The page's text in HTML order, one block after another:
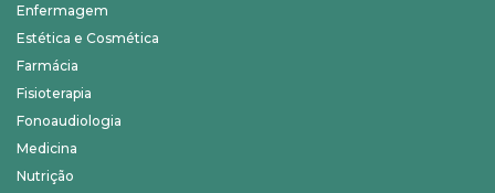
Enfermagem
Estética e Cosmética
Farmácia
Fisioterapia
Fonoaudiologia
Medicina
Nutrição